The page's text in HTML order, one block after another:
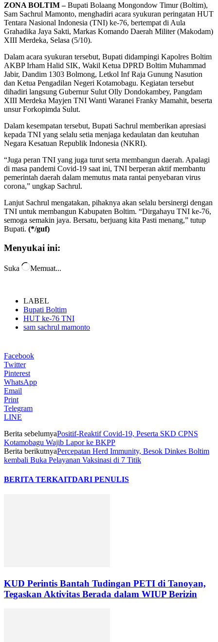
ZONA BOLTIM –Bupati Bolaang Mongondow Timur (Boltim),
Sam Sachrul Mamonto, menghadiri acara syukuran peringatan HUT
Tentara Nasional Indonesia (TNI) ke-76, bertempat di Aula
Grahadika Jaya Sakti, Markas Komando Daerah Militer (Makodam)
XIII Merdeka, Selasa (5/10).
Dalam acara syukuran tersebut, Bupati didampingi Kapolres Boltim
AKBP Irham Halid SIK, Wakil Ketua DPRD Boltim Muhammad
Jabir, Dandim 1303 Bolmong, Letkol Inf Raja Gunung Nasution
dan Ketua Pengadilan Negeri Kotamobagu. Kegiatan tersebut
dihadiri langsung Gubernur Sulut Olly Dondokambey, Pangdam
XIII Merdeka Mayjen TNI Wanti Waranei Franky Mamahit, beserta
unsur Forkopimda Sulut.
Dalam kesempatan tersebut, Bupati Sachrul memberikan apresiasi
kepada TNI yang selalu setia menjaga kedaulatan dan keutuhan
Negara Kesatuan Republik Indonesia (NKRI).
“Juga peran TNI yang juga turut serta membangun daerah. Apalagi
di masa pandemi Covid-19 saat ini, TNI berperan aktif membantu
pemerintah daerah dalam memutus mata rantai penyebaran virus
corona,” ungkap Sachrul.
Lanjut Sachrul mengatakan, pihaknya akan selalu bersinergi dengan
TNI untuk membangun Kabupaten Boltim. “Dirgahayu TNI ke-76,
semoga semakin jaya. Bersatu, berjuang kita Pasti menang,” tutup
Bupati. (*/guf)
Menyukai ini:
Suka Memuat...
LABEL
Bupati Boltim
HUT ke-76 TNI
sam sachrul mamonto
Facebook
Twitter
Pinterest
WhatsApp
Email
Print
Telegram
LINE
Berita sebelumyaPositif-Reaktif Covid-19, Peserta SKD CPNS
Kotamobagu Wajib Lapor ke BKPP
Berita berikutnyaPercepatan Herd Immunity, Besok Dinkes Boltim
kembali Buka Pelayanan Vaksinasi di 7 Titik
BERITA TERKAITDARI PENULIS
KUD Perintis Bantah Tudingan PETI di Tanoyan,
Tegaskan Aktivitas Berada dalam WIUP Berizin